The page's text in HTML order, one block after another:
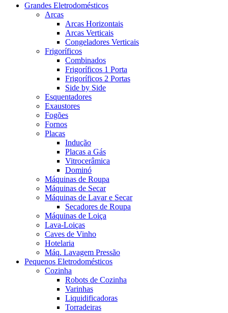
Grandes Eletrodomésticos
Arcas
Arcas Horizontais
Arcas Verticais
Congeladores Verticais
Frigoríficos
Combinados
Frigoríficos 1 Porta
Frigoríficos 2 Portas
Side by Side
Esquentadores
Exaustores
Fogões
Fornos
Placas
Indução
Placas a Gás
Vitrocerâmica
Dominó
Máquinas de Roupa
Máquinas de Secar
Máquinas de Lavar e Secar
Secadores de Roupa
Máquinas de Loiça
Lava-Loiças
Caves de Vinho
Hotelaria
Máq. Lavagem Pressão
Pequenos Eletrodomésticos
Cozinha
Robots de Cozinha
Varinhas
Liquidificadoras
Torradeiras